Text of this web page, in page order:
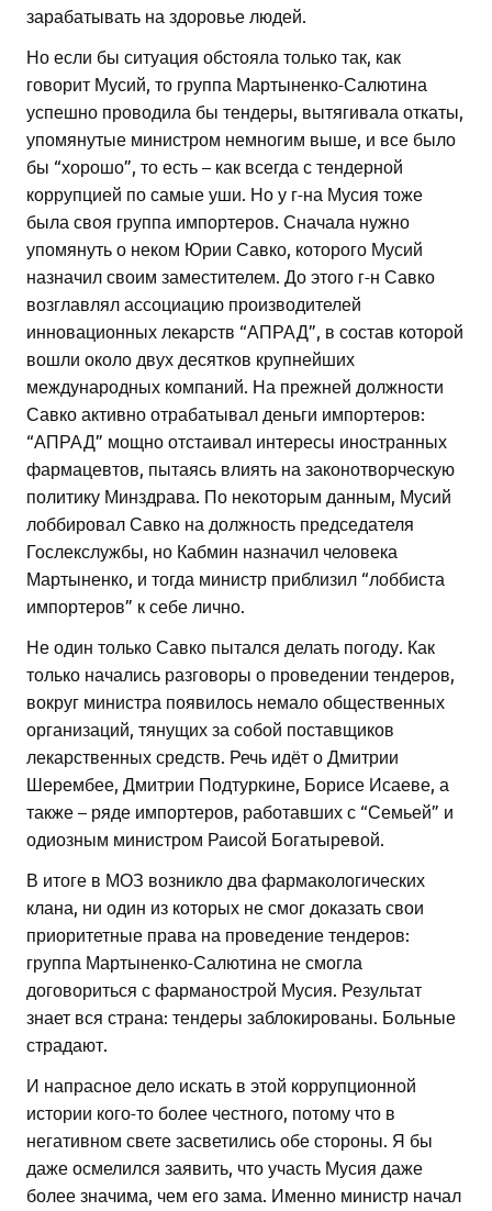
зарабатывать на здоровье людей.
Но если бы ситуация обстояла только так, как
говорит Мусий, то группа Мартыненко-Салютина
успешно проводила бы тендеры, вытягивала откаты,
упомянутые министром немногим выше, и все было
бы “хорошо”, то есть – как всегда с тендерной
коррупцией по самые уши. Но у г-на Мусия тоже
была своя группа импортеров. Сначала нужно
упомянуть о неком Юрии Савко, которого Мусий
назначил своим заместителем. До этого г-н Савко
возглавлял ассоциацию производителей
инновационных лекарств “АПРАД”, в состав которой
вошли около двух десятков крупнейших
международных компаний. На прежней должности
Савко активно отрабатывал деньги импортеров:
“АПРАД” мощно отстаивал интересы иностранных
фармацевтов, пытаясь влиять на законотворческую
политику Минздрава. По некоторым данным, Мусий
лоббировал Савко на должность председателя
Гослекслужбы, но Кабмин назначил человека
Мартыненко, и тогда министр приблизил “лоббиста
импортеров” к себе лично.
Не один только Савко пытался делать погоду. Как
только начались разговоры о проведении тендеров,
вокруг министра появилось немало общественных
организаций, тянущих за собой поставщиков
лекарственных средств. Речь идёт о Дмитрии
Шерембее, Дмитрии Подтуркине, Борисе Исаеве, а
также – ряде импортеров, работавших с “Семьей” и
одиозным министром Раисой Богатыревой.
В итоге в МОЗ возникло два фармакологических
клана, ни один из которых не смог доказать свои
приоритетные права на проведение тендеров:
группа Мартыненко-Салютина не смогла
договориться с фарманострой Мусия. Результат
знает вся страна: тендеры заблокированы. Больные
страдают.
И напрасное дело искать в этой коррупционной
истории кого-то более честного, потому что в
негативном свете засветились обе стороны. Я бы
даже осмелился заявить, что участь Мусия даже
более значима, чем его зама. Именно министр начал